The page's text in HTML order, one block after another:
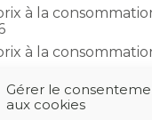
Gérer le
aux cookies
à la
à la
des affaires